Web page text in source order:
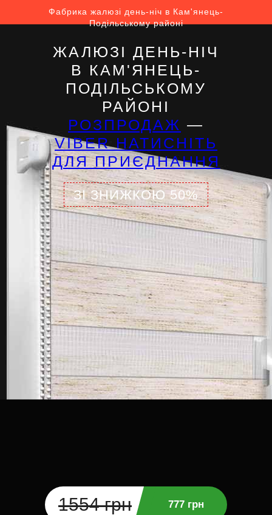
Фабрика жалюзі день-ніч в Кам'янець-
Подільському районі
ЖАЛЮЗІ ДЕНЬ-НІЧ
В КАМ'ЯНЕЦЬ-
ПОДІЛЬСЬКОМУ
РАЙОНІ
РОЗПРОДАЖ —
VIBER НАТИСНІТЬ
ДЛЯ ПРИЄДНАННЯ
ЗІ ЗНИЖКОЮ 50%
1554 грн 777 грн